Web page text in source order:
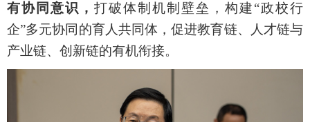
有协同意识， 打破体制机制壁垒，构建“政校行
企”多元协同的育人共同体，促进教育链、人才链与
产业链、创新链的有机衔接。